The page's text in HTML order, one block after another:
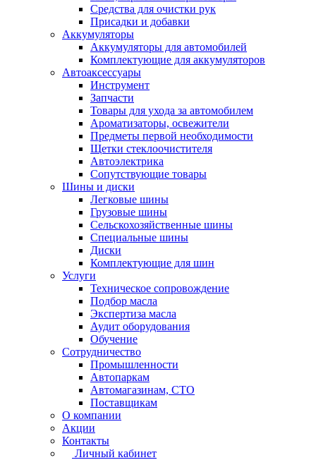
Средства для очистки рук
Присадки и добавки
Аккумуляторы
Аккумуляторы для автомобилей
Комплектующие для аккумуляторов
Автоаксессуары
Инструмент
Запчасти
Товары для ухода за автомобилем
Ароматизаторы, освежители
Предметы первой необходимости
Щетки стеклоочистителя
Автоэлектрика
Сопутствующие товары
Шины и диски
Легковые шины
Грузовые шины
Сельскохозяйственные шины
Специальные шины
Диски
Комплектующие для шин
Услуги
Техническое сопровождение
Подбор масла
Экспертиза масла
Аудит оборудования
Обучение
Сотрудничество
Промышленности
Автопаркам
Автомагазинам, СТО
Поставщикам
О компании
Акции
Контакты
Личный кабинет